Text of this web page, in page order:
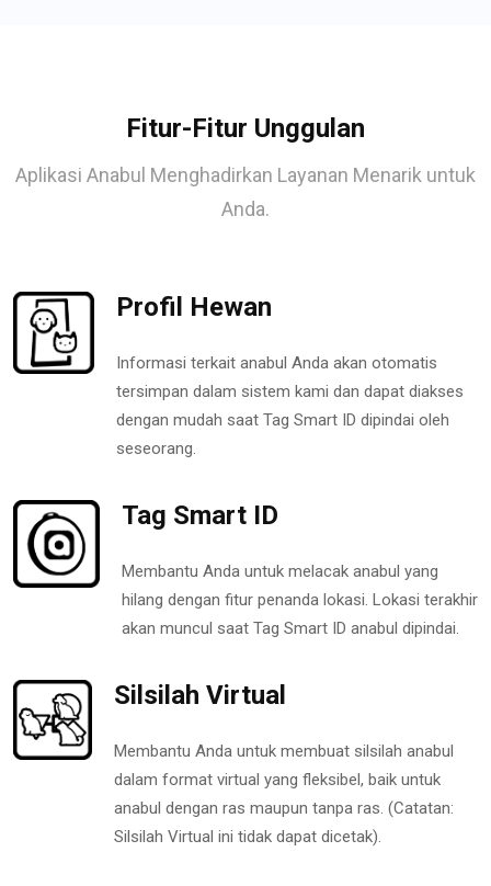
Fitur-Fitur Unggulan
Aplikasi Anabul Menghadirkan Layanan Menarik untuk
Anda.
Profil Hewan
Informasi terkait anabul Anda akan otomatis
tersimpan dalam sistem kami dan dapat diakses
dengan mudah saat Tag Smart ID dipindai oleh
seseorang.
Tag Smart ID
Membantu Anda untuk melacak anabul yang
hilang dengan fitur penanda lokasi. Lokasi terakhir
akan muncul saat Tag Smart ID anabul dipindai.
Silsilah Virtual
Membantu Anda untuk membuat silsilah anabul
dalam format virtual yang fleksibel, baik untuk
anabul dengan ras maupun tanpa ras. (Catatan:
Silsilah Virtual ini tidak dapat dicetak).